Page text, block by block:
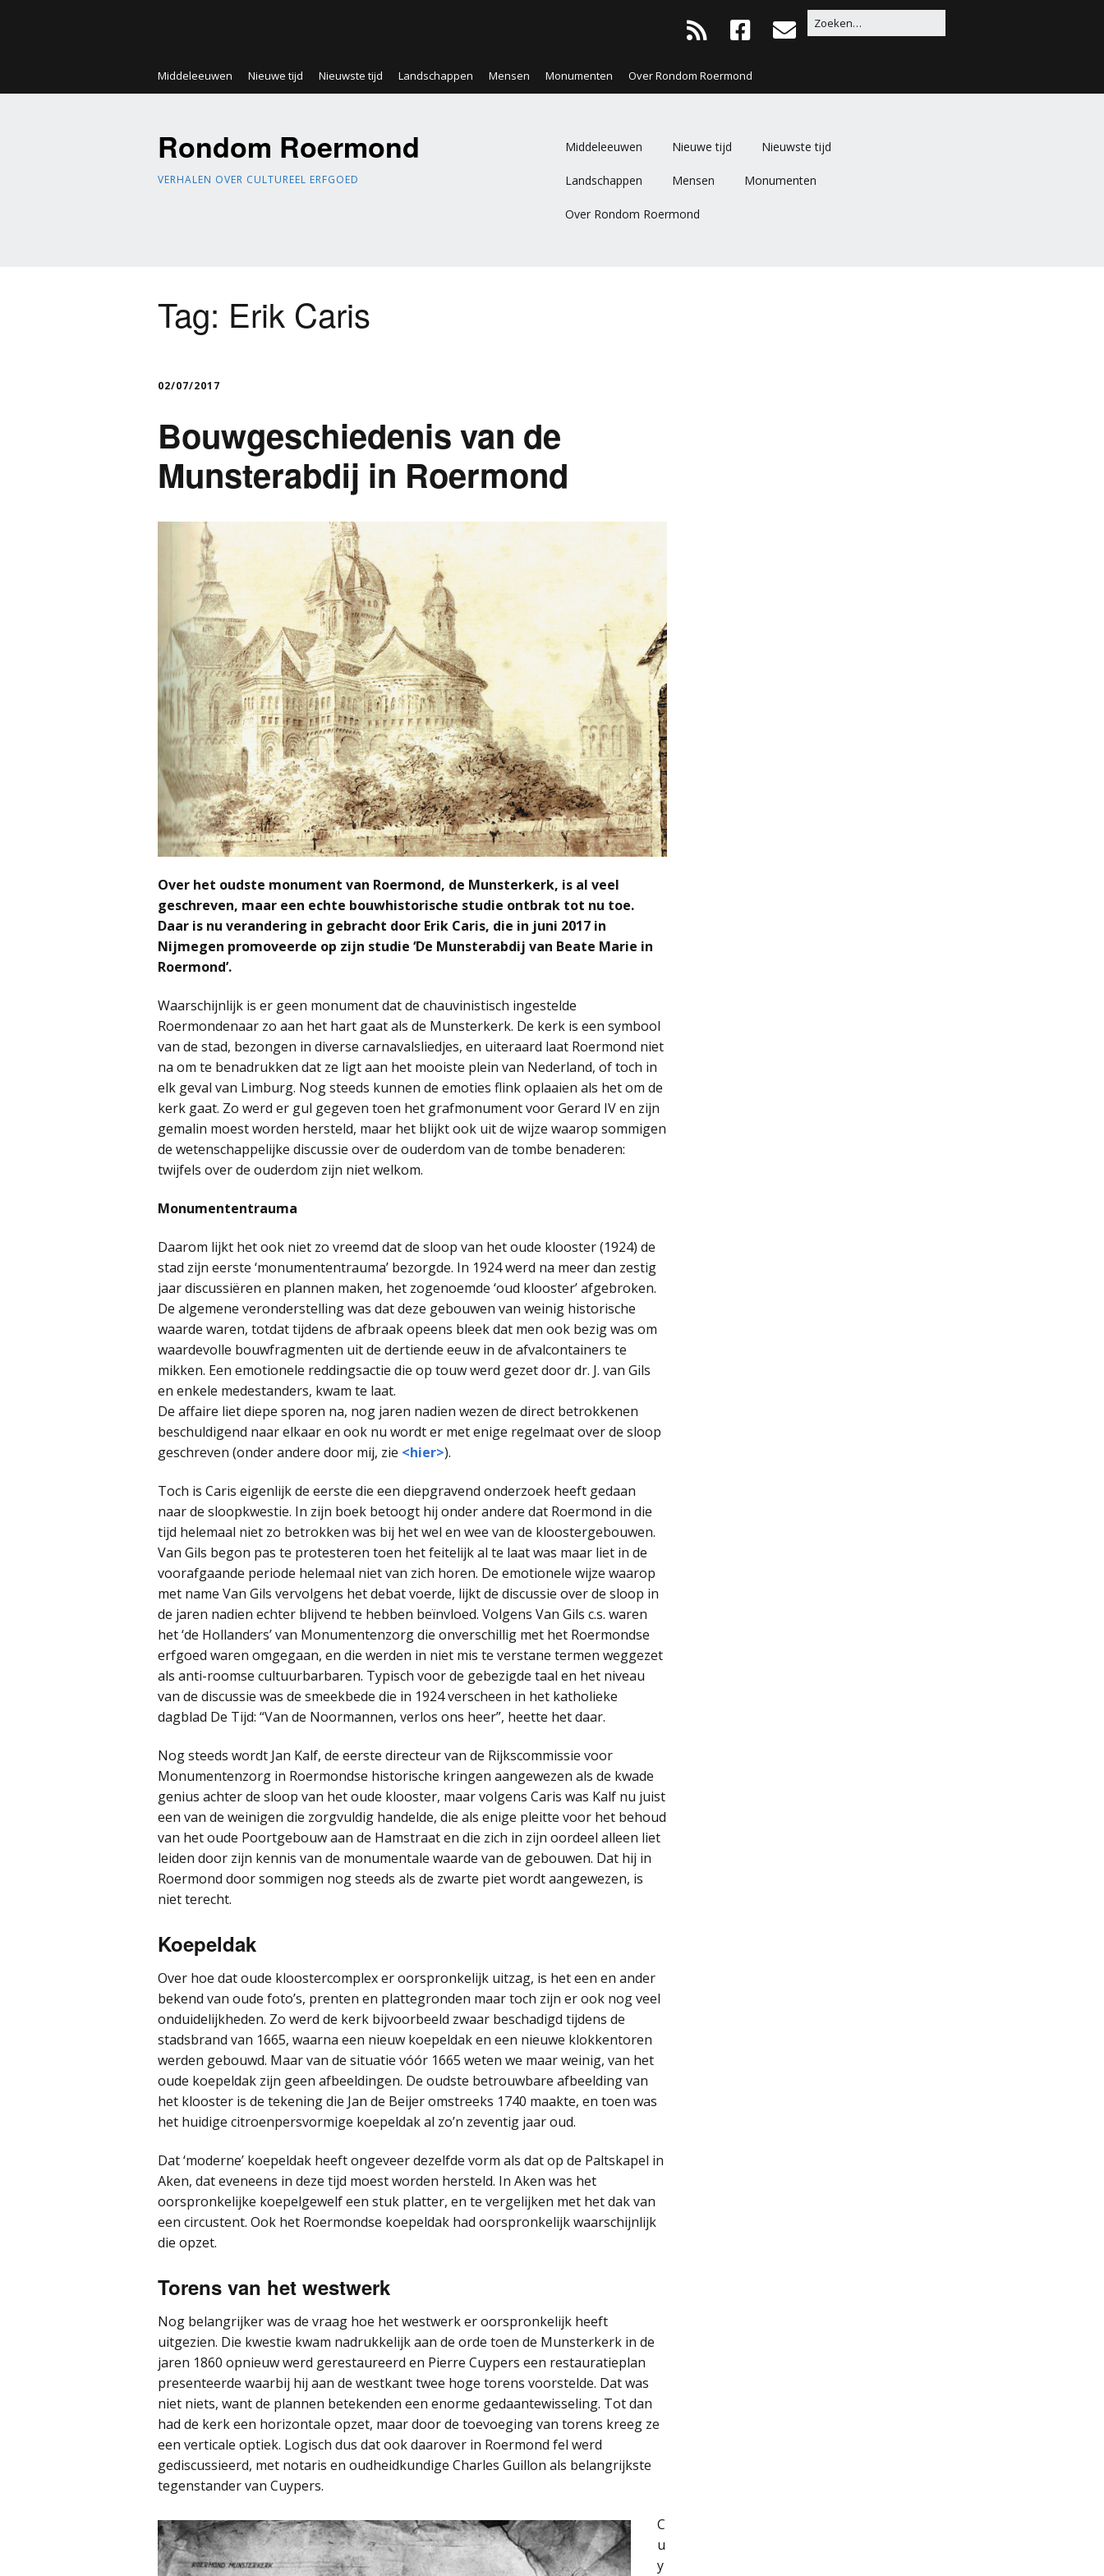
Middeleeuwen Nieuwe tijd Nieuwste tijd Landschappen Mensen Monumenten Over Rondom Roermond
Rondom Roermond
VERHALEN OVER CULTUREEL ERFGOED
Middeleeuwen Nieuwe tijd Nieuwste tijd
Landschappen Mensen Monumenten
Over Rondom Roermond
Tag: Erik Caris
02/07/2017
Bouwgeschiedenis van de
Munsterabdij in Roermond
Over het oudste monument van Roermond, de Munsterkerk, is al veel
geschreven, maar een echte bouwhistorische studie ontbrak tot nu toe.
Daar is nu verandering in gebracht door Erik Caris, die in juni 2017 in
Nijmegen promoveerde op zijn studie ‘De Munsterabdij van Beate Marie in
Roermond’.
Waarschijnlijk is er geen monument dat de chauvinistisch ingestelde
Roermondenaar zo aan het hart gaat als de Munsterkerk. De kerk is een symbool
van de stad, bezongen in diverse carnavalsliedjes, en uiteraard laat Roermond niet
na om te benadrukken dat ze ligt aan het mooiste plein van Nederland, of toch in
elk geval van Limburg. Nog steeds kunnen de emoties flink oplaaien als het om de
kerk gaat. Zo werd er gul gegeven toen het grafmonument voor Gerard IV en zijn
gemalin moest worden hersteld, maar het blijkt ook uit de wijze waarop sommigen
de wetenschappelijke discussie over de ouderdom van de tombe benaderen:
twijfels over de ouderdom zijn niet welkom.
Monumententrauma
Daarom lijkt het ook niet zo vreemd dat de sloop van het oude klooster (1924) de
stad zijn eerste ‘monumententrauma’ bezorgde. In 1924 werd na meer dan zestig
jaar discussiëren en plannen maken, het zogenoemde ‘oud klooster’ afgebroken.
De algemene veronderstelling was dat deze gebouwen van weinig historische
waarde waren, totdat tijdens de afbraak opeens bleek dat men ook bezig was om
waardevolle bouwfragmenten uit de dertiende eeuw in de afvalcontainers te
mikken. Een emotionele reddingsactie die op touw werd gezet door dr. J. van Gils
en enkele medestanders, kwam te laat.
De affaire liet diepe sporen na, nog jaren nadien wezen de direct betrokkenen
beschuldigend naar elkaar en ook nu wordt er met enige regelmaat over de sloop
geschreven (onder andere door mij, zie <hier>).
Toch is Caris eigenlijk de eerste die een diepgravend onderzoek heeft gedaan
naar de sloopkwestie. In zijn boek betoogt hij onder andere dat Roermond in die
tijd helemaal niet zo betrokken was bij het wel en wee van de kloostergebouwen.
Van Gils begon pas te protesteren toen het feitelijk al te laat was maar liet in de
voorafgaande periode helemaal niet van zich horen. De emotionele wijze waarop
met name Van Gils vervolgens het debat voerde, lijkt de discussie over de sloop in
de jaren nadien echter blijvend te hebben beïnvloed. Volgens Van Gils c.s. waren
het ‘de Hollanders’ van Monumentenzorg die onverschillig met het Roermondse
erfgoed waren omgegaan, en die werden in niet mis te verstane termen weggezet
als anti-roomse cultuurbarbaren. Typisch voor de gebezigde taal en het niveau
van de discussie was de smeekbede die in 1924 verscheen in het katholieke
dagblad De Tijd: “Van de Noormannen, verlos ons heer”, heette het daar.
Nog steeds wordt Jan Kalf, de eerste directeur van de Rijkscommissie voor
Monumentenzorg in Roermondse historische kringen aangewezen als de kwade
genius achter de sloop van het oude klooster, maar volgens Caris was Kalf nu juist
een van de weinigen die zorgvuldig handelde, die als enige pleitte voor het behoud
van het oude Poortgebouw aan de Hamstraat en die zich in zijn oordeel alleen liet
leiden door zijn kennis van de monumentale waarde van de gebouwen. Dat hij in
Roermond door sommigen nog steeds als de zwarte piet wordt aangewezen, is
niet terecht.
Koepeldak
Over hoe dat oude kloostercomplex er oorspronkelijk uitzag, is het een en ander
bekend van oude foto’s, prenten en plattegronden maar toch zijn er ook nog veel
onduidelijkheden. Zo werd de kerk bijvoorbeeld zwaar beschadigd tijdens de
stadsbrand van 1665, waarna een nieuw koepeldak en een nieuwe klokkentoren
werden gebouwd. Maar van de situatie vóór 1665 weten we maar weinig, van het
oude koepeldak zijn geen afbeeldingen. De oudste betrouwbare afbeelding van
het klooster is de tekening die Jan de Beijer omstreeks 1740 maakte, en toen was
het huidige citroenpersvormige koepeldak al zo’n zeventig jaar oud.
Dat ‘moderne’ koepeldak heeft ongeveer dezelfde vorm als dat op de Paltskapel in
Aken, dat eveneens in deze tijd moest worden hersteld. In Aken was het
oorspronkelijke koepelgewelf een stuk platter, en te vergelijken met het dak van
een circustent. Ook het Roermondse koepeldak had oorspronkelijk waarschijnlijk
die opzet.
Torens van het westwerk
Nog belangrijker was de vraag hoe het westwerk er oorspronkelijk heeft
uitgezien. Die kwestie kwam nadrukkelijk aan de orde toen de Munsterkerk in de
jaren 1860 opnieuw werd gerestaureerd en Pierre Cuypers een restauratieplan
presenteerde waarbij hij aan de westkant twee hoge torens voorstelde. Dat was
niet niets, want de plannen betekenden een enorme gedaantewisseling. Tot dan
had de kerk een horizontale opzet, maar door de toevoeging van torens kreeg ze
een verticale optiek. Logisch dus dat ook daarover in Roermond fel werd
gediscussieerd, met notaris en oudheidkundige Charles Guillon als belangrijkste
tegenstander van Cuypers.
C
u
y